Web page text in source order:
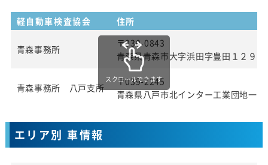
軽自動車検査協会 住所
青森事務所
〒030-0843
青森県青森市大字浜田字豊田１２９番
青森事務所 八戸支所
〒039-2245
青森県八戸市北インター工業団地一
スクロールできます
エリア別 車情報